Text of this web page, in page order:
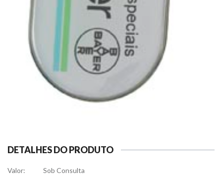
DETALHES DO PRODUTO
Valor:
Sob Consulta